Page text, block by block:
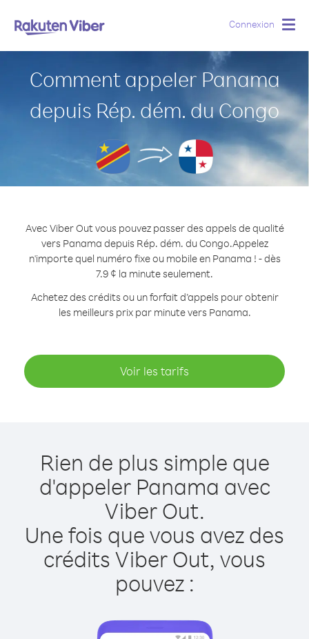
Connexion
Comment appeler Panama
depuis Rép. dém. du Congo
Avec Viber Out vous pouvez passer des appels de qualité
vers Panama depuis Rép. dém. du Congo.Appelez
n'importe quel numéro fixe ou mobile en Panama ! - dès
7.9 ¢ la minute seulement.
Achetez des crédits ou un forfait d’appels pour obtenir
les meilleurs prix par minute vers Panama.
Voir les tarifs
Rien de plus simple que
d'appeler Panama avec
Viber Out.
Une fois que vous avez des
crédits Viber Out, vous
pouvez :